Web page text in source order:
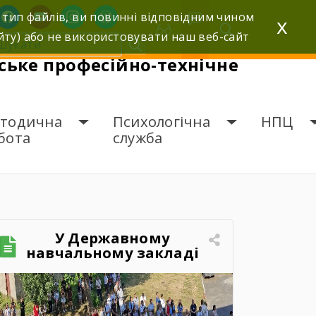
youtubeinstagramwordpress
професійно-технічне
Психологічна
служба
НПЦ
У Державному
навчальному закладі
«Шумське професійно-
технічне училище»
відбувся зворушливий
випускний захід – 2026
файлів, ви повинні відповідним чином
або не використовувати наш веб-сайт
x